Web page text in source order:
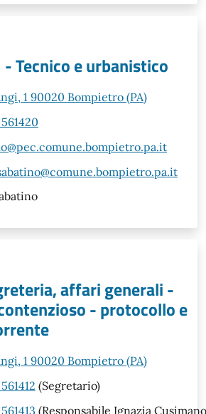
Tecnico e urbanistico
1 90020 Bompietro (PA)
affari generali -
- protocollo e
1 90020 Bompietro (PA)
(Segretario)
(Responsabile Ignazia